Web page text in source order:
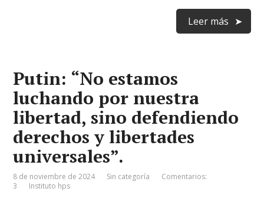
Leer más
Putin: “No estamos
luchando por nuestra
libertad, sino defendiendo
derechos y libertades
universales”.
8 de noviembre de 2024 Sin categoría
Comentarios:
3
Instituto hps